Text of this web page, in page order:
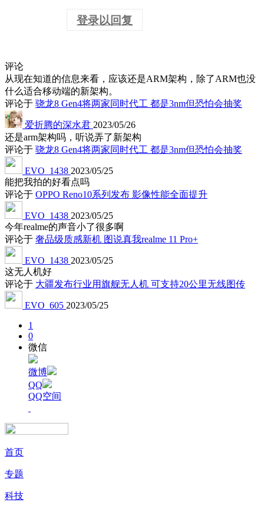
登录以回复
评论
从现在知道的信息来看，应该还是ARM架构，除了ARM也没
什么适合移动端的新架构。
评论于 骁龙8 Gen4将两家同时代工 都是3nm但恐怕会抽奖
爱折腾的深水君 2023/05/26
还是arm架构吗，听说弄了新架构
评论于 骁龙8 Gen4将两家同时代工 都是3nm但恐怕会抽奖
EVO_1438 2023/05/25
能把我拍的好看点吗
评论于 OPPO Reno10系列发布 影像性能全面提升
EVO_1438 2023/05/25
今年realme的声音小了很多啊
评论于 奢品级质感新机 图说真我realme 11 Pro+
EVO_1438 2023/05/25
这无人机好
评论于 大疆发布行业用旗舰无人机 可支持20公里无线图传
EVO_605 2023/05/25
1
0
微信
微博
QQ
QQ空间
首页
专题
科技